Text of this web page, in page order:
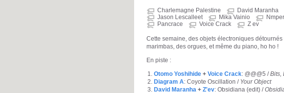
Charlemagne Palestine David Maranha
Jason Lescalleet
Mika Vainio
Pancrace
Voice Crack Z ev
Cette semaine, des objets électroniques
marimbas, des orgues, et même du piano, ho ho !
En piste :
Otomo Yoshihide + Voice Crack: @@@5 /Bits,
Diagram A: Coyote Oscillation / Your Object
David Maranha + Z'ev: Obsidiana (edit) /